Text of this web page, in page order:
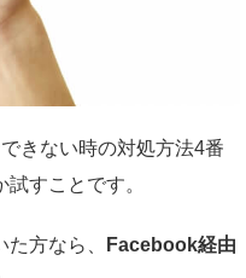
きない時の対処方法4番
すことです。
方なら、
Facebook経由